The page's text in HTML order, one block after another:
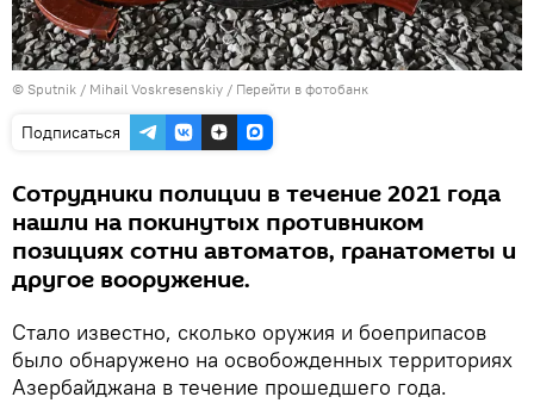
© Sputnik / Mihail Voskresenskiy / Перейти в фотобанк
Подписаться
Сотрудники полиции в течение 2021 года
нашли на покинутых противником
позициях сотни автоматов, гранатометы и
другое вооружение.
Стало известно, сколько оружия и боеприпасов
было обнаружено на освобожденных территориях
Азербайджана в течение прошедшего года.